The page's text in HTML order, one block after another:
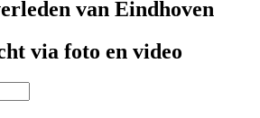
van Eindhoven
via foto en video